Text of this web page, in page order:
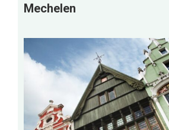
Mechelen